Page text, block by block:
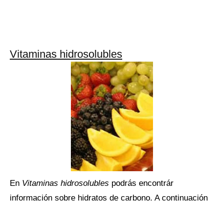
Vitaminas hidrosolubles
En Vitaminas hidrosolubles podrás encontrár
información sobre hidratos de carbono. A continuación